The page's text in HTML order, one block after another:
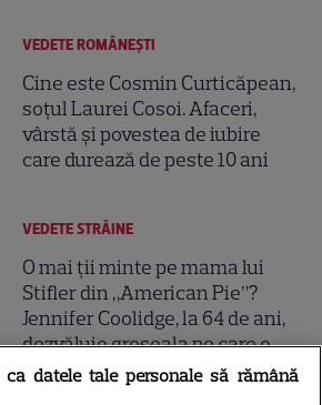
VEDETE ROMÂNEŞTI
Cine este Cosmin Curticăpean,
soțul Laurei Cosoi. Afaceri,
vârstă și povestea de iubire
care durează de peste 10 ani
VEDETE STRĂINE
O mai ții minte pe mama lui
Stifler din „American Pie”?
Jennifer Coolidge, la 64 de ani,
dezvăluie greșeala pe care o
regretă și astăzi
datele tale personale să rămână